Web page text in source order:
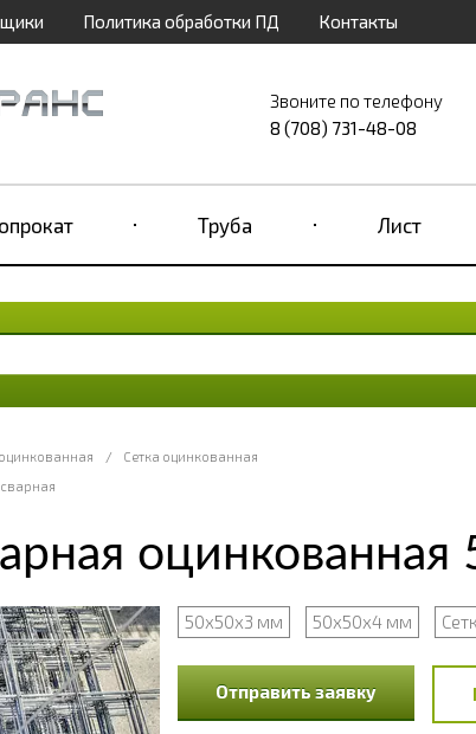
Политика обработки ПД Контакты
Звоните по телефону
8 (708) 731-48-08
Труба Лист
/
Сетка оцинкованная
50х50х3 мм 50х50х4 мм
Отправить заявку